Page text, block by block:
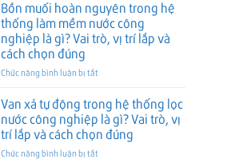
ưu
điểm
và
cách
đúng
thống
làm
mềm
nước
nghiệp
gì?
Vai
trò,
vị
trí
hồ
chênh
áp
trong
thống
công
nghiệp
là
gì?
Bồn muối hoàn nguyên trong hệ
thống làm mềm nước công
nghiệp là gì? Vai trò, vị trí lắp và
cách chọn đúng
Chức năng bình luận bị tắtở
muối
hoàn
nguyên
trong
hệ
Van xả tự động trong hệ thống lọc
nước công nghiệp là gì? Vai trò, vị
trí lắp và cách chọn đúng
Chức năng bình luận bị tắtở